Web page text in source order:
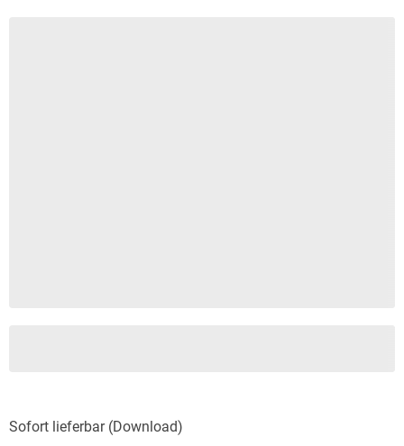
Sofort lieferbar (Download)